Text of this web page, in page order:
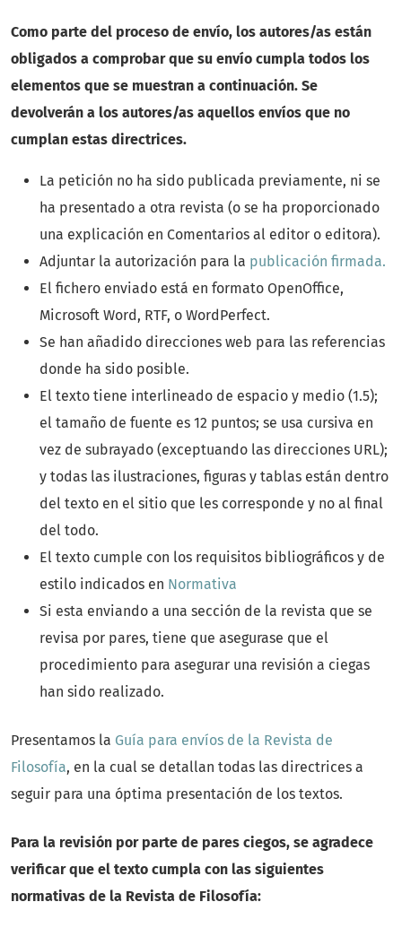
Como parte del proceso de envío, los autores/as están
obligados a comprobar que su envío cumpla todos los
elementos que se muestran a continuación. Se
devolverán a los autores/as aquellos envíos que no
cumplan estas directrices.
La petición no ha sido publicada previamente, ni se
ha presentado a otra revista (o se ha proporcionado
una explicación en Comentarios al editor o editora).
Adjuntar la autorización para la publicación firmada.
El fichero enviado está en formato OpenOffice,
Microsoft Word, RTF, o WordPerfect.
Se han añadido direcciones web para las referencias
donde ha sido posible.
El texto tiene interlineado de espacio y medio (1.5);
el tamaño de fuente es 12 puntos; se usa cursiva en
vez de subrayado (exceptuando las direcciones URL);
y todas las ilustraciones, figuras y tablas están dentro
del texto en el sitio que les corresponde y no al final
del todo.
El texto cumple con los requisitos bibliográficos y de
estilo indicados en Normativa
Si esta enviando a una sección de la revista que se
revisa por pares, tiene que asegurase que el
procedimiento para asegurar una revisión a ciegas
han sido realizado.
Presentamos la Guía para envíos de la Revista de
Filosofía, en la cual se detallan todas las directrices a
seguir para una óptima presentación de los textos.
Para la revisión por parte de pares ciegos, se agradece
verificar que el texto cumpla con las siguientes
normativas de la Revista de Filosofía: